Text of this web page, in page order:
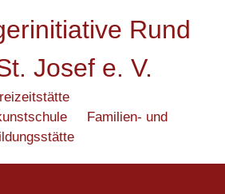
Rund
Josef e. V.
Familien- und